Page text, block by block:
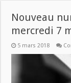
Nouveau
mercredi 7
5 mars 2018